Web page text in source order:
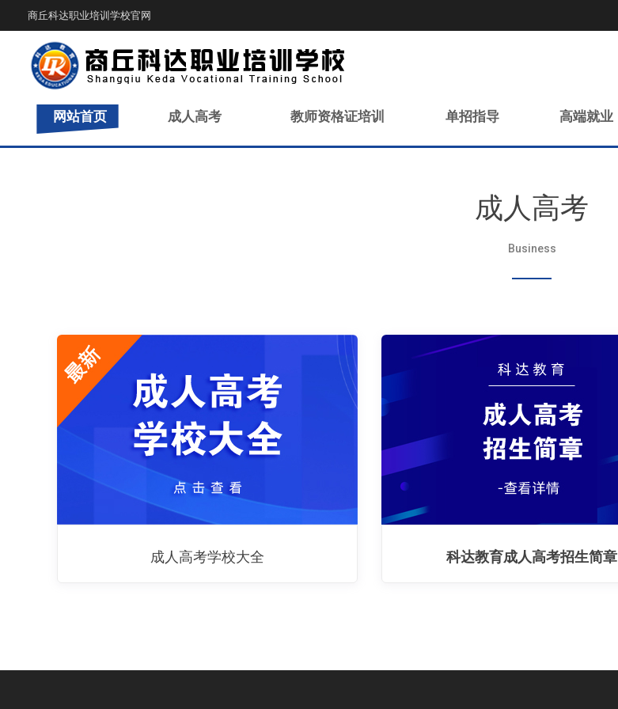
商丘科达职业培训学校官网
网站首页 成人高考 教师资格证培训 单招指导 高端就业
成人高考
Business
成人高考学校大全 科达教育成人高考招生简章